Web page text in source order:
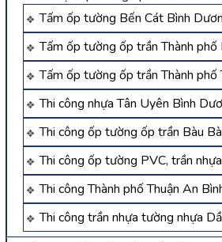
Tấm ốp tường Bến Cát Bình
Tấm ốp tường ốp trần Thành phố
Tấm ốp tường ốp trần Thành
Thi công nhựa Tân Uyên Bình
Thi công ốp tường ốp trần Bàu
Thi công ốp tường PVC, trần
Thi công Thành phố Thuận An
Thi công trần nhựa tường nhựa